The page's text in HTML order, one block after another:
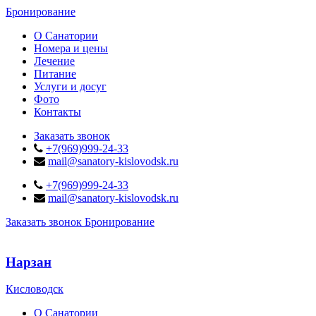
Бронирование
О Санатории
Номера и цены
Лечение
Питание
Услуги и досуг
Фото
Контакты
Заказать звонок
+7(969)999-24-33
mail@sanatory-kislovodsk.ru
+7(969)999-24-33
mail@sanatory-kislovodsk.ru
Заказать звонок Бронирование
Нарзан
Кисловодск
О Санатории